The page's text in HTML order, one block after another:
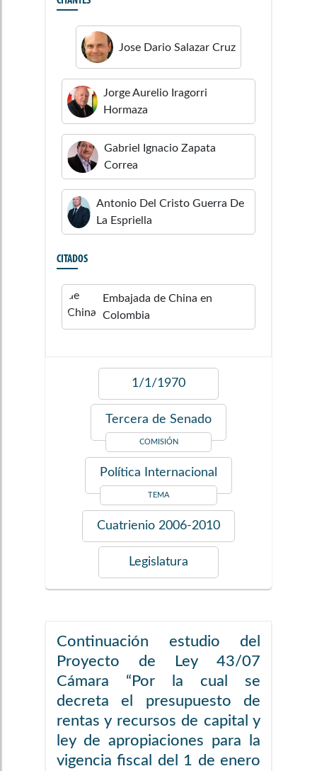
Jose Dario Salazar Cruz
Jorge Aurelio Iragorri
Hormaza
Gabriel Ignacio Zapata
Correa
Antonio Del Cristo Guerra De
La Espriella
CITADOS
Embajada de China en
Colombia
1/1/1970
Tercera de Senado
COMISIÓN
Política Internacional
TEMA
Cuatrienio 2006-2010
Legislatura
Continuación estudio del
Proyecto de Ley 43/07
Cámara “Por la cual se
decreta el presupuesto de
rentas y recursos de capital y
ley de apropiaciones para la
vigencia fiscal del 1 de enero